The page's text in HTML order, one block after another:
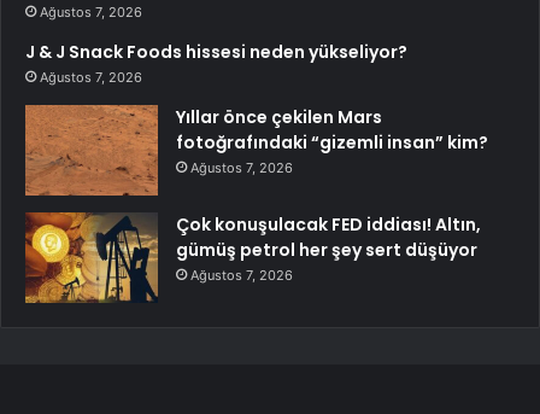
Ağustos 7, 2026
J & J Snack Foods hissesi neden yükseliyor?
Ağustos 7, 2026
Yıllar önce çekilen Mars
fotoğrafındaki “gizemli insan” kim?
Ağustos 7, 2026
Çok konuşulacak FED iddiası! Altın,
gümüş petrol her şey sert düşüyor
Ağustos 7, 2026